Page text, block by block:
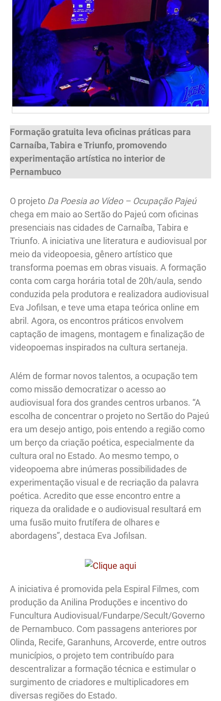
Formação gratuita leva oficinas práticas para
Carnaíba, Tabira e Triunfo, promovendo
experimentação artística no interior de
Pernambuco
O projeto Da Poesia ao Vídeo – Ocupação Pajeú
chega em maio ao Sertão do Pajeú com oficinas
presenciais nas cidades de Carnaíba, Tabira e
Triunfo. A iniciativa une literatura e audiovisual por
meio da videopoesia, gênero artístico que
transforma poemas em obras visuais. A formação
conta com carga horária total de 20h/aula, sendo
conduzida pela produtora e realizadora audiovisual
Eva Jofilsan, e teve uma etapa teórica online em
abril. Agora, os encontros práticos envolvem
captação de imagens, montagem e finalização de
videopoemas inspirados na cultura sertaneja.
Além de formar novos talentos, a ocupação tem
como missão democratizar o acesso ao
audiovisual fora dos grandes centros urbanos. “A
escolha de concentrar o projeto no Sertão do Pajeú
era um desejo antigo, pois entendo a região como
um berço da criação poética, especialmente da
cultura oral no Estado. Ao mesmo tempo, o
videopoema abre inúmeras possibilidades de
experimentação visual e de recriação da palavra
poética. Acredito que esse encontro entre a
riqueza da oralidade e o audiovisual resultará em
uma fusão muito frutífera de olhares e
abordagens”, destaca Eva Jofilsan.
A iniciativa é promovida pela Espiral Filmes, com
produção da Anilina Produções e incentivo do
Funcultura Audiovisual/Fundarpe/Secult/Governo
de Pernambuco. Com passagens anteriores por
Olinda, Recife, Garanhuns, Arcoverde, entre outros
municípios, o projeto tem contribuído para
descentralizar a formação técnica e estimular o
surgimento de criadores e multiplicadores em
diversas regiões do Estado.